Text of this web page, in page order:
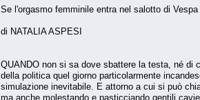
Se l'orgasmo femminile entra nel salotto di Vespa
di NATALIA ASPESI
QUANDO non si sa dove sbattere la testa, né di
della politica quel giorno particolarmente
simulazione inevitabile. E attorno a cui si può
ma anche molestando e pasticciando gentili